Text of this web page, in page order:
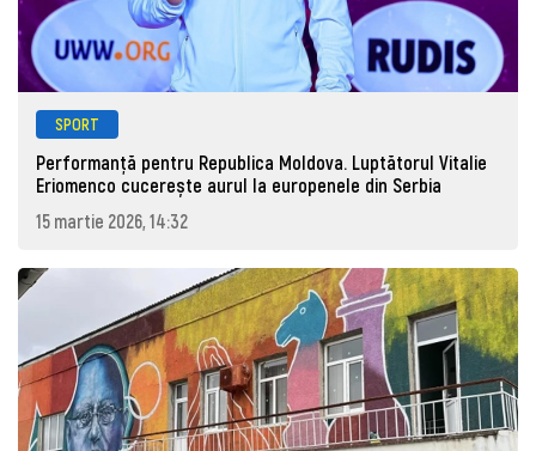
SPORT
Performanță pentru Republica Moldova. Luptătorul Vitalie
Eriomenco cucerește aurul la europenele din Serbia
15 martie 2026, 14:32